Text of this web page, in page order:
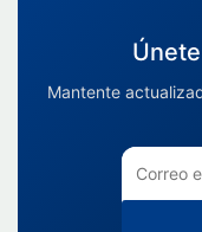
Mantente